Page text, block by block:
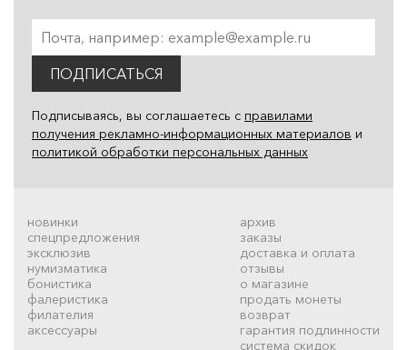
ПОДПИСАТЬСЯ
Подписываясь, вы соглашаетесь с правилами
получения рекламно-информационных материалов и
политикой обработки персональных данных
новинки
спецпредложения
эксклюзив
нумизматика
бонистика
фалеристика
филателия
аксессуары
архив
заказы
доставка и оплата
отзывы
о магазине
продать монеты
возврат
гарантия подлинности
система скидок